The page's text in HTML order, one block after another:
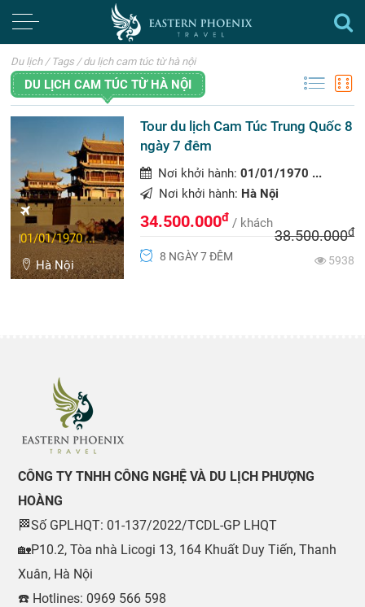
Du lịch / Tags / du lịch cam túc từ hà nội
DU LỊCH CAM TÚC TỪ HÀ NỘI
01/01/1970 ...
Hà Nội
Tour du lịch Cam Túc Trung Quốc 8
ngày 7 đêm
Nơi khởi hành:01/01/1970 ...
Nơi khởi hành: Hà Nội
34.500.000đ / khách
38.500.000đ
8 NGÀY 7 ĐÊM
5938
CÔNG TY TNHH CÔNG NGHỆ VÀ DU LỊCH PHƯỢNG
HOÀNG
🏁Số GPLHQT: 01-137/2022/TCDL-GP LHQT
🏡P10.2, Tòa nhà Licogi 13, 164 Khuất Duy Tiến, Thanh
Xuân, Hà Nội
☎️ Hotlines: 0969 566 598